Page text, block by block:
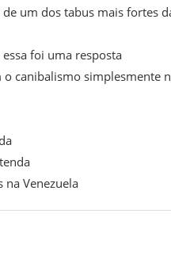
um dos tabus mais fortes
foi uma resposta
canibalismo simplesmente
Venezuela